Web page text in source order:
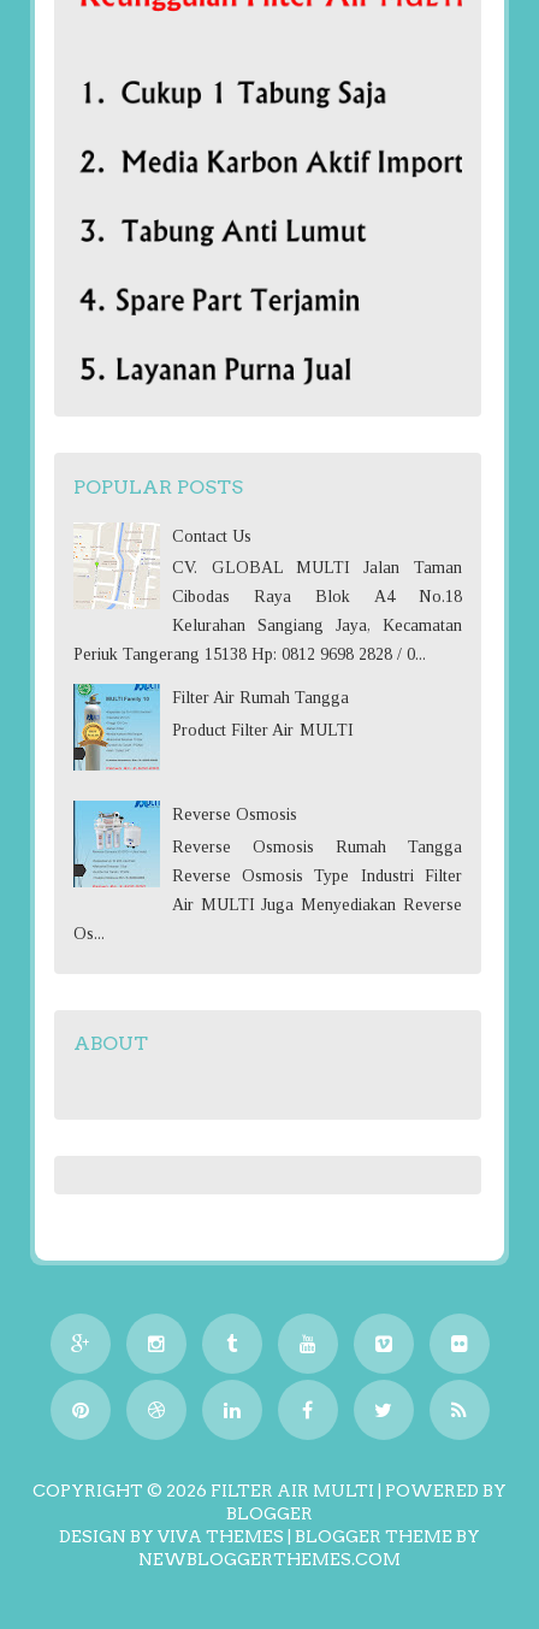
POPULAR POSTS
Contact Us
CV. GLOBAL MULTI Jalan Taman
Cibodas Raya Blok A4 No.18
Kelurahan Sangiang Jaya, Kecamatan
Periuk Tangerang 15138 Hp: 0812 9698 2828 / 0...
Filter Air Rumah Tangga
Product Filter Air MULTI
Reverse Osmosis
Reverse Osmosis Rumah Tangga
Reverse Osmosis Type Industri Filter
Air MULTI Juga Menyediakan Reverse
Os...
ABOUT
COPYRIGHT © 2026 FILTER AIR MULTI | POWERED BY
BLOGGER
DESIGN BY VIVA THEMES | BLOGGER THEME BY
NEWBLOGGERTHEMES.COM